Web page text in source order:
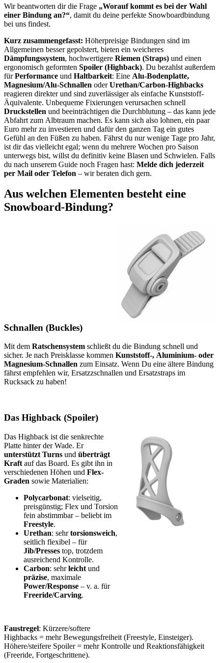
Wir beantworten dir die Frage „Worauf kommt es bei der Wahl
einer Bindung an?“, damit du deine perfekte Snowboardbindung
bei uns findest.
Kurz zusammengefasst: Höherpreisige Bindungen sind im
Allgemeinen besser gepolstert, bieten ein weicheres
Dämpfungssystem, hochwertigere Riemen (Straps) und einen
ergonomisch geformten Spoiler (Highback). Du bezahlst außerdem
fürPerformance und Haltbarkeit: Eine Alu-Bodenplatte,
Magnesium/Alu-Schnallen oderUrethan/Carbon-Highbacks
reagieren direkter und sind zuverlässiger als einfache Kunststoff-
Äquivalente. Unbequeme Fixierungen verursachen schnell
Druckstellen und beeinträchtigen die Durchblutung – das kann jede
Abfahrt zum Albtraum machen. Es kann sich also lohnen, ein paar
Euro mehr zu investieren und dafür den ganzen Tag ein gutes
Gefühl an den Füßen zu haben. Fährst du nur wenige Tage pro Jahr,
ist dir das vielleicht egal; wenn du mehrere Wochen pro Saison
unterwegs bist, willst du definitiv keine Blasen und Schwielen. Falls
du nach unserem Guide noch Fragen hast: Melde dich jederzeit
per Mail oder Telefon – wir beraten dich gern.
Aus welchen Elementen besteht eine
Snowboard-Bindung?
Schnallen (Buckles)
Mit dem Ratschensystem schließt du die Bindung schnell und
sicher. Je nach Preisklasse kommen Kunststoff-, Aluminium- oder
Magnesium-Schnallen zum Einsatz. Wenn Du eine ältere Bindung
fährst empfehlen wir, Ersatzzschnallen und Ersatzstraps im
Rucksack zu haben!
Das Highback (Spoiler)
Das Highback ist die senkrechte
Platte hinter der Wade. Er
unterstützt Turns und überträgt
Kraft auf das Board. Es gibt ihn in
verschiedenen Höhen und Flex-
Graden sowie Materialien:
Polycarbonat: vielseitig,
preisgünstig; Flex und Torsion
fein abstimmbar – beliebt im
Freestyle.
Urethan: sehrtorsionsweich,
seitlich flexibel – für
Jib/Presses top, trotzdem
ausreichend Kontrolle.
Carbon: sehrleicht und
präzise, maximale
Power/Response – v. a. für
Freeride/Carving.
Faustregel: Kürzere/softere
Highbacks = mehr Bewegungsfreiheit (Freestyle, Einsteiger).
Höhere/steifere Spoiler = mehr Kontrolle und Reaktionsfähigkeit
(Freeride, Fortgeschrittene).